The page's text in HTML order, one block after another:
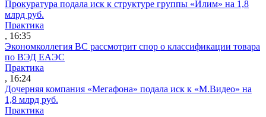
Прокуратура подала иск к структуре группы «Илим» на 1,8
млрд руб.
Практика
, 16:35
Экономколлегия ВС рассмотрит спор о классификации товара
по ВЭД ЕАЭС
Практика
, 16:24
Дочерняя компания «Мегафона» подала иск к «М.Видео» на
1,8 млрд руб.
Практика